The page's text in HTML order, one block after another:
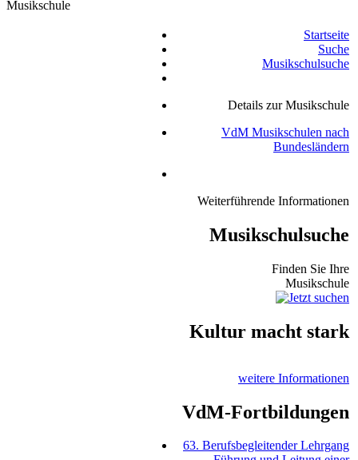
Musikschule
Startseite
Suche
Musikschulsuche
Details zur Musikschule
VdM Musikschulen nach
Bundesländern
Weiterführende Informationen
Musikschulsuche
Finden Sie Ihre
Musikschule
Kultur macht stark
weitere Informationen
VdM-Fortbildungen
63. Berufsbegleitender Lehrgang